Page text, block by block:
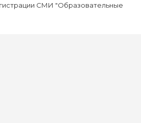
СМИ "Образовательные